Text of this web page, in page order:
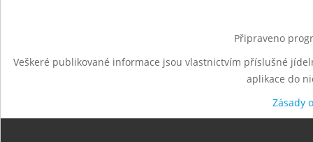
Připraveno
Veškeré publikované informace jsou vlastnictvím příslušné
aplikace do
Zásady